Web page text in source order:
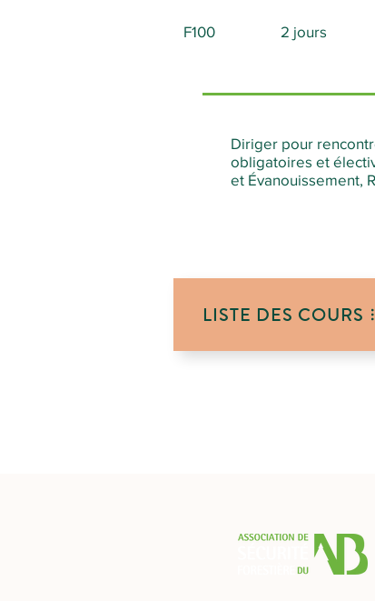
F100 2 jours
Diriger pour
obligatoires et
et Évanouissement,
LISTE DES COURS